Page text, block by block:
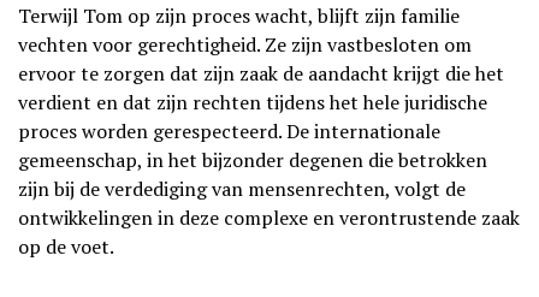
Terwijl Tom op zijn proces wacht, blijft zijn familie
vechten voor gerechtigheid. Ze zijn vastbesloten om
ervoor te zorgen dat zijn zaak de aandacht krijgt die het
verdient en dat zijn rechten tijdens het hele juridische
proces worden gerespecteerd. De internationale
gemeenschap, in het bijzonder degenen die betrokken
zijn bij de verdediging van mensenrechten, volgt de
ontwikkelingen in deze complexe en verontrustende zaak
op de voet.